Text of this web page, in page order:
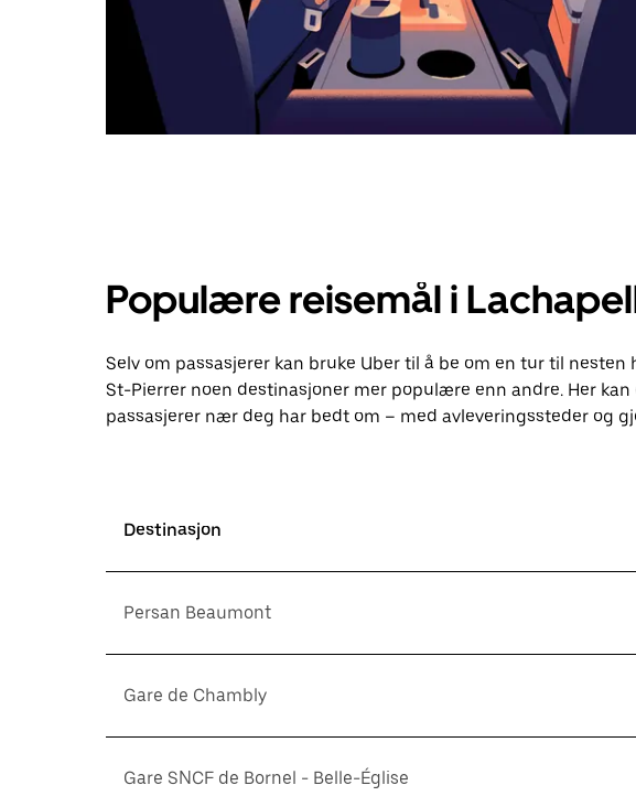
Populære reisemål i
Selv om passasjerer kan bruke Uber til å be om en tur til
St-Pierrer noen destinasjoner mer populære enn andre. Her
passasjerer nær deg har bedt om – med avleveringssteder og
Destinasjon
Persan Beaumont
Gare de Chambly
Gare SNCF de Bornel - Belle-Église